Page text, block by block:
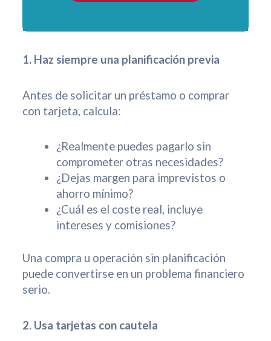
1. Haz siempre una planificación previa
Antes de solicitar un préstamo o comprar
con tarjeta, calcula:
¿Realmente puedes pagarlo sin
comprometer otras necesidades?
¿Dejas margen para imprevistos o
ahorro mínimo?
¿Cuál es el coste real, incluye
intereses y comisiones?
Una compra u operación sin planificación
puede convertirse en un problema financiero
serio.
2. Usa tarjetas con cautela